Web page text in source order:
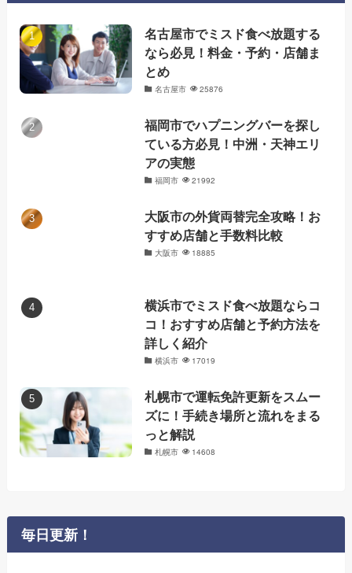
名古屋市でミスド食べ放題する
なら必見！料金・予約・店舗ま
とめ
名古屋市 25876
福岡市でハプニングバーを探し
ている方必見！中洲・天神エリ
アの実態
福岡市 21992
大阪市の外貨両替完全攻略！お
すすめ店舗と手数料比較
大阪市 18885
横浜市でミスド食べ放題ならコ
コ！おすすめ店舗と予約方法を
詳しく紹介
横浜市 17019
札幌市で運転免許更新をスムー
ズに！手続き場所と流れをまる
っと解説
札幌市 14608
毎日更新！